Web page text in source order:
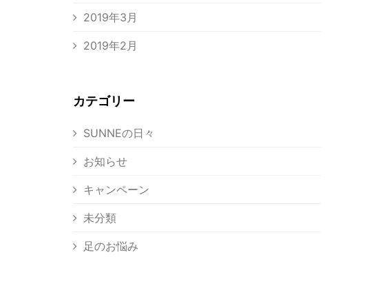
2019年3月
2019年2月
カテゴリー
SUNNEの日々
お知らせ
キャンペーン
未分類
足のお悩み